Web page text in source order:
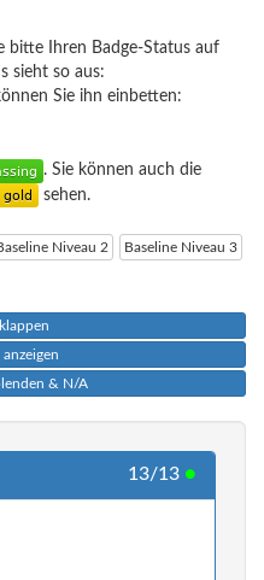
bitte Ihren Badge-Status auf
sieht so aus:
Sie ihn einbetten:
. Sie können auch die
sehen.
Niveau 2 Baseline Niveau 3
& N/A
13/13 ●